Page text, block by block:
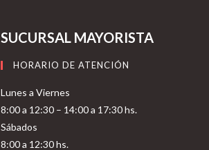
SUCURSAL MAYORISTA
HORARIO DE ATENCIÓN
Lunes a Viernes
8:00 a 12:30 – 14:00 a 17:30 hs.
Sábados
8:00 a 12:30 hs.